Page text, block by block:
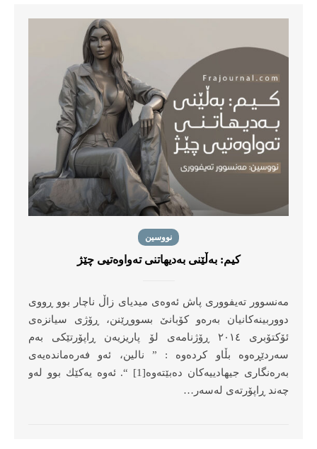
نووسین
کیم: بەڵێنی بەدیهاتنی تەواوەتیی چێژ
مەنسوور تەیفووری پاش ئه‌وه‌ی میدیای زاڵ ناچار بوو ڕووی
دووربینه‌كانیان به‌ره‌و كۆبانێ بسووڕێنن، ڕۆژی سیانزه‌ی
ئۆكتۆبری ٢٠١٤ ڕۆژنامه‌ی لۆ پاریزیه‌ن ڕاپۆرتێكی به‌م
سه‌ردێڕه‌وه‌ بڵاو كرده‌وه‌ : ‌” نالین، ئه‌و فه‌ره‌مانده‌یه‌ی
به‌ره‌نگاری‌ جیهادییه‌كان ده‌بێته‌وه‌[1] “.‌ ئه‌وه‌‌ یه‌كێك بوو له‌و
چه‌ند ڕاپۆرته‌ی له‌سه‌ر…